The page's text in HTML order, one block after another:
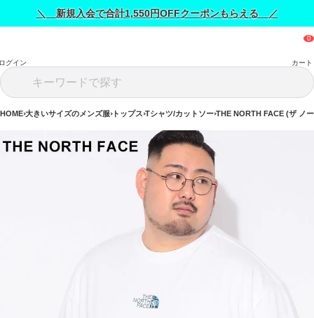
＼ 新規入会で合計1,550円OFFクーポンもらえる ／
グイン カート
HOME 大きいサイズのメンズ服 トップス Tシャツ/カットソー THE NORTH FACE (ザ ノ